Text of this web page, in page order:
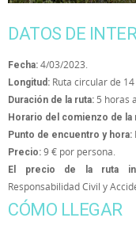
DATOS DE
Fecha: 4/03/2023.
Longitud: Ruta circular de
Duración de la ruta: 5 horas
Horario del comienzo de la
Punto de encuentro y hora:
Precio: 9 € por persona.
El precio de la ruta
Responsabilidad Civil y
CÓMO LLEGAR